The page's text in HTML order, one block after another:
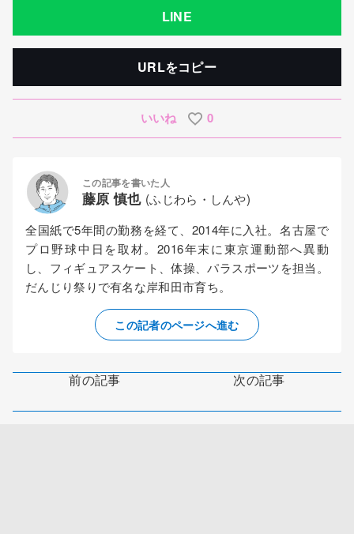
LINE
URLをコピー
いいね 0
この記事を書いた人
藤原 慎也 (ふじわら・しんや)
全国紙で5年間の勤務を経て、2014年に入社。名古屋で
プロ野球中日を取材。2016年末に東京運動部へ異動
し、フィギュアスケート、体操、パラスポーツを担当。
だんじり祭りで有名な岸和田市育ち。
この記者のページへ進む
前の記事 次の記事